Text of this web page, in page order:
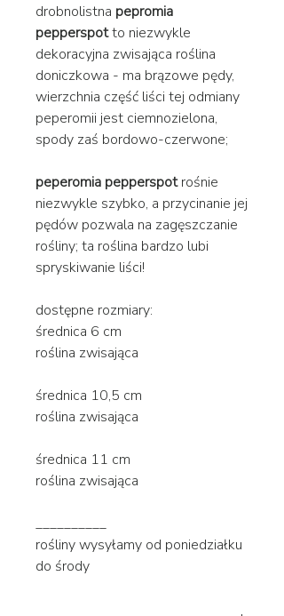
drobnolistna pepromia
pepperspotto niezwykle
dekoracyjna zwisająca roślina
doniczkowa - ma brązowe pędy,
wierzchnia część liści tej odmiany
peperomii jest ciemnozielona,
spody zaś bordowo-czerwone;
peperomia pepperspotrośnie
niezwykle szybko, a przycinanie jej
pędów pozwala na zagęszczanie
rośliny; ta roślina bardzo lubi
spryskiwanie liści!
dostępne rozmiary:
średnica 6 cm
roślina zwisająca
średnica 10,5 cm
roślina zwisająca
średnica 11 cm
roślina zwisająca
__________
rośliny wysyłamy od poniedziałku
do środy